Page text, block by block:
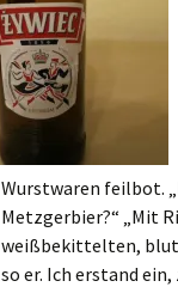
Wurstwaren feilbot.
Metzgerbier?“ „Mit
weißbekittelten,
so er. Ich erstand